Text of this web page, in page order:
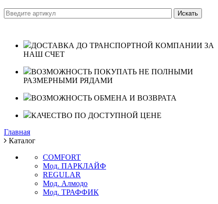
ДОСТАВКА ДО ТРАНСПОРТНОЙ КОМПАНИИ ЗА
НАШ СЧЕТ
ВОЗМОЖНОСТЬ ПОКУПАТЬ НЕ ПОЛНЫМИ
РАЗМЕРНЫМИ РЯДАМИ
ВОЗМОЖНОСТЬ ОБМЕНА И ВОЗВРАТА
КАЧЕСТВО ПО ДОСТУПНОЙ ЦЕНЕ
Главная
Каталог
COMFORT
Мод. ПАРКЛАЙФ
REGULAR
Мод. Алмодо
Мод. ТРАФФИК